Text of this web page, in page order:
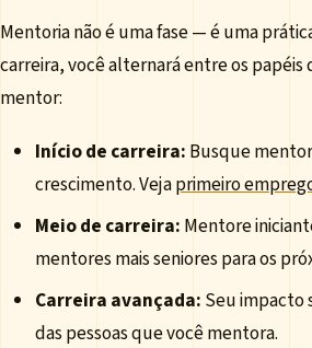
Mentoria não é uma fase — é uma
carreira, você alternará entre os
mentor:
Início de carreira: Busque
crescimento. Vejaprimeiro
Meio de carreira: Mentore
mentores mais seniores para os
Carreira avançada: Seu impacto
das pessoas que você mentora.